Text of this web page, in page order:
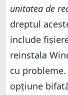
unitatea de
dreptul
include
reinstala
cu
opțiune